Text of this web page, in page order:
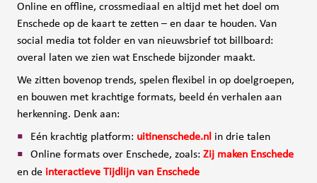
Online en offline, crossmediaal en altijd met het doel om
Enschede op de kaart te zetten – en daar te houden. Van
social media tot folder en van nieuwsbrief tot billboard:
overal laten we zien wat Enschede bijzonder maakt.
We zitten bovenop trends, spelen flexibel in op doelgroepen,
en bouwen met krachtige formats, beeld én verhalen aan
herkenning. Denk aan:
Eén krachtig platform: uitinenschede.nl in drie talen
Online formats over Enschede, zoals: Zij maken Enschede
en de interactieve Tijdlijn van Enschede